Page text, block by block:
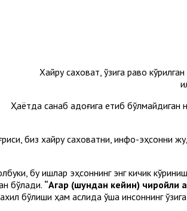
Хайру саховат, ўзига раво
Ҳаётда санаб адоғига етиб
биз хайру саховатни, инфоқ-эҳсонни
бу ишлар эҳсоннинг энг кичик
бўлади. “Агар (шундан кейин) чиройли
бўлиши ҳам аслида ўша инсоннинг